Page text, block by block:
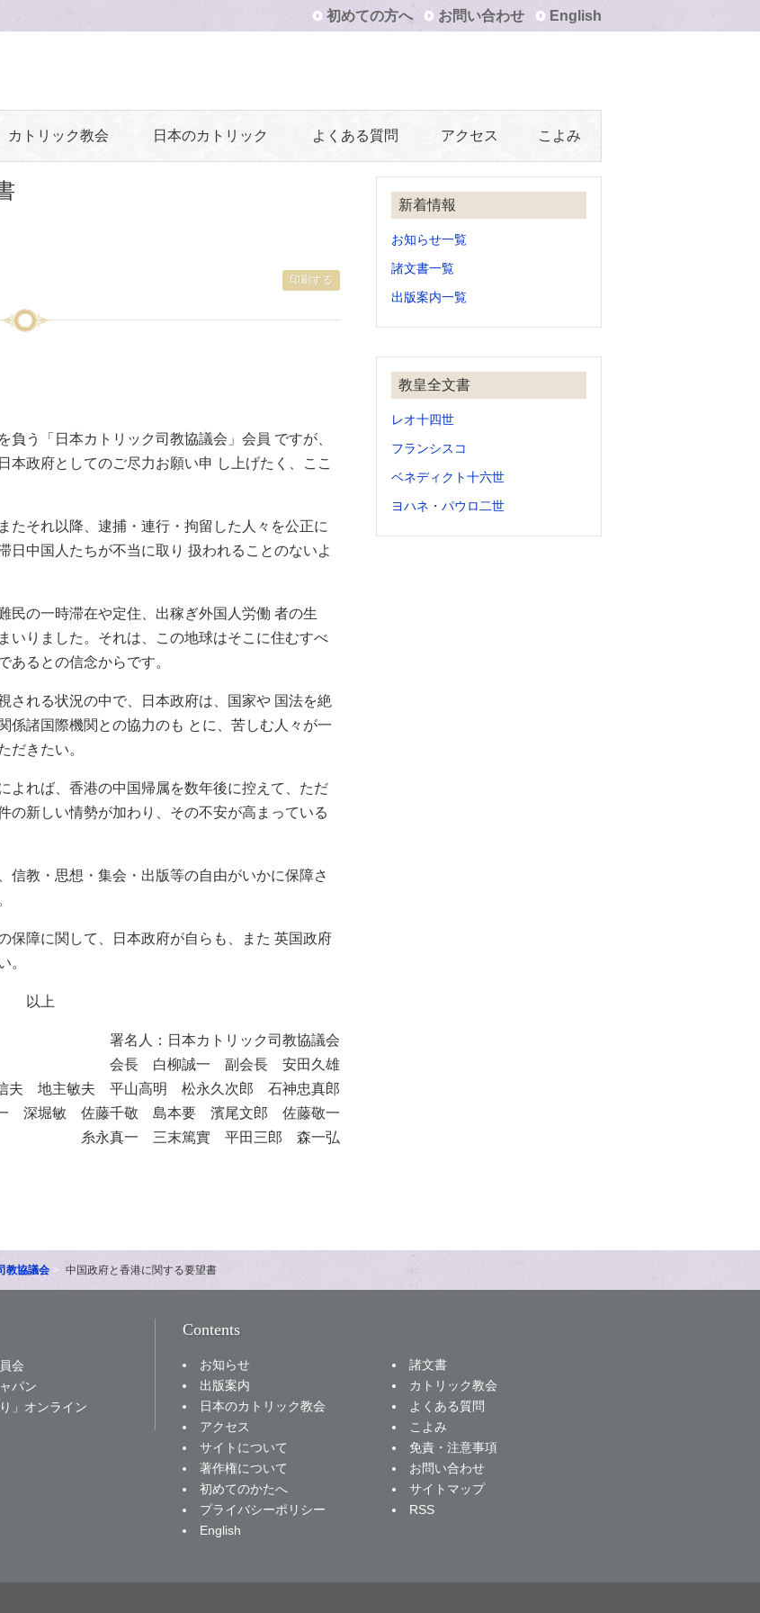
初めての方へ お問い合わせ English
カトリック教会 日本のカトリック よくある質問 アクセス こよみ
印刷する
う「日本カトリック司教協議会」会員 ですが、
本政府としてのご尽力お願い申 し上げたく、ここ
たそれ以降、逮捕・連行・拘留した人々を公正に
日中国人たちが不当に取り 扱われることのないよ
民の一時滞在や定住、出稼ぎ外国人労働 者の生
いりました。それは、この地球はそこに住むすべ
あるとの信念からです。
れる状況の中で、日本政府は、国家や 国法を絶
係諸国際機関との協力のも とに、苦しむ人々が一
だきたい。
よれば、香港の中国帰属を数年後に控えて、ただ
の新しい情勢が加わり、その不安が高まっている
教・思想・集会・出版等の自由がいかに保障さ
障に関して、日本政府が自らも、また 英国政府
。
署名人：日本カトリック司教協議会
会長 白柳誠一 副会長 安田久雄
夫 地主敏夫 平山高明 松永久次郎 石神忠真郎
深堀敏 佐藤千敬 島本要 濱尾文郎 佐藤敬一
糸永真一 三末篤實 平田三郎 森一弘
新着情報
お知らせ一覧
諸文書一覧
出版案内一覧
教皇全文書
レオ十四世
フランシスコ
ベネディクト十六世
ヨハネ・パウロ二世
教協議会 中国政府と香港に関する要望書
会
パン
」オンライン
Contents
お知らせ
諸文書
出版案内
カトリック教会
日本のカトリック教会
よくある質問
アクセス
こよみ
サイトについて
免責・注意事項
著作権について
お問い合わせ
初めてのかたへ
サイトマップ
プライバシーポリシー
RSS
English